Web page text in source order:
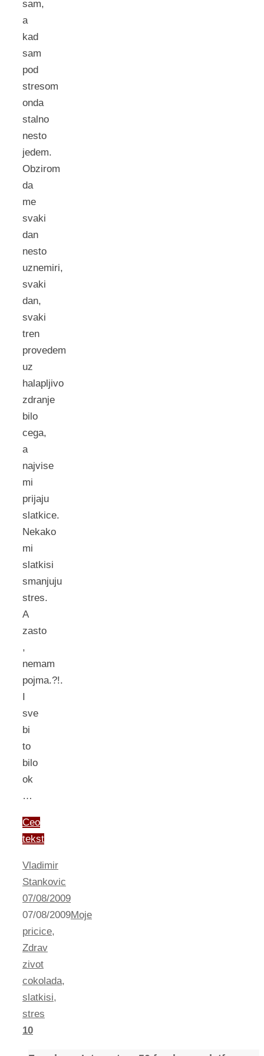
sam,
a
kad
sam
pod
stresom
onda
stalno
nesto
jedem.
Obzirom
da
me
svaki
dan
nesto
uznemiri,
svaki
dan,
svaki
tren
provedem
uz
halapljivo
zdranje
bilo
cega,
a
najvise
mi
prijaju
slatkice.
Nekako
mi
slatkisi
smanjuju
stres.
A
zasto
,
nemam
pojma.?!.
I
sve
bi
to
bilo
ok
…
Ceo
tekst
Vladimir
Stankovic
07/08/2009
07/08/2009Moje
pricice,
Zdrav
zivot
cokolada,
slatkisi,
stres
10